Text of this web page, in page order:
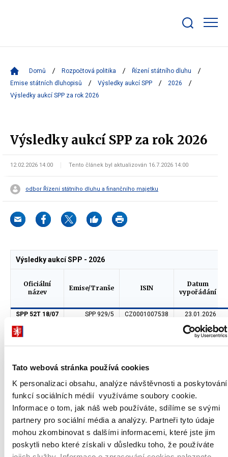
Tato webová stránka používá cookies
K personalizaci obsahu, analýze návštěvnosti a poskytování
funkcí sociálních médií využíváme soubory cookie.
Informace o tom, jak náš web používáte, sdílíme se svými
partnery pro sociální média a analýzy. Partneři tyto údaje
mohou zkombinovat s dalšími informacemi, které jste jim
poskytli nebo které získali v důsledku toho, že používáte
bar
Domů Rozpočtová politika
Řízení státního dluhu
Emise státních dluhopisů
Výsledky aukcí SPP
2026
Výsledky aukcí SPP za rok 2026
Výsledky aukcí SPP za rok 2026
12.02.2026 14:00 Tento článek byl aktualizován 16.7.2026 14:00
odbor Řízení státního dluhu a finančního majetku
Oficiální
název
Emise/Tranše ISIN
Datum
vypořádání
Výsledky aukcí SPP - 2026
SPP 52T 18/07 SPP 929/5 CZ0001007538
23.01.2026
SPP 13T 13/02
13.02.2026
SPP 52T 10/04
SPP 938/1 CZ0001007678
SPP 27T 06/03
SPP 937/2 CZ0001007660
17.04.2026
SPP 26T 27/02
SPP 936/2 CZ0001007652
11.05.2026
SPP 52T 22/05
SPP 939/1 CZ0001007710
22.05.2026
SPP 52T 10/04
SPP 938/2 CZ0001007678
29.05.2026
SPP 26T 05/06
SPP 940/1 CZ0001007728
05.06.2026
SPP 52T 22/05
SPP 939/2 CZ0001007710
26.06.2026